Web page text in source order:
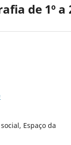
de 1º a
Espaço da